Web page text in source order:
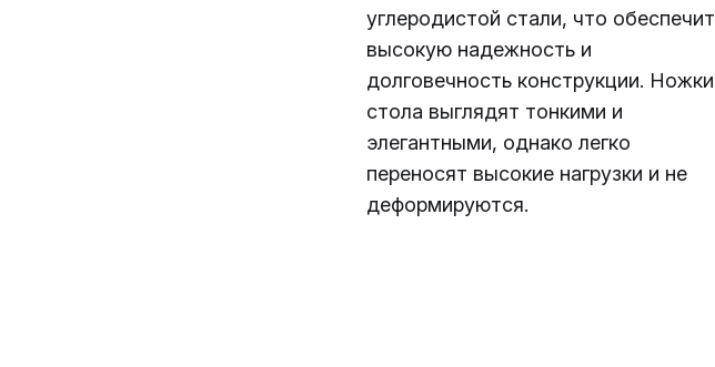
углеродистой стали, что обеспечит
высокую надежность и
долговечность конструкции. Ножки
стола выглядят тонкими и
элегантными, однако легко
переносят высокие нагрузки и не
деформируются.